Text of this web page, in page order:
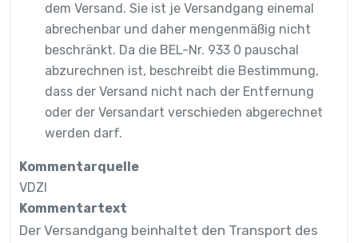
dem Versand. Sie ist je Versandgang einemal
abrechenbar und daher mengenmäßig nicht
beschränkt. Da die BEL-Nr. 933 0 pauschal
abzurechnen ist, beschreibt die Bestimmung,
dass der Versand nicht nach der Entfernung
oder der Versandart verschieden abgerechnet
werden darf.
Kommentarquelle
VDZI
Kommentartext
Der Versandgang beinhaltet den Transport des